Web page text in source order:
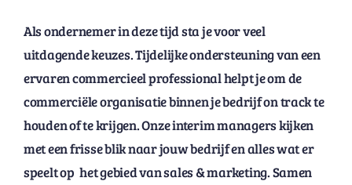
Als ondernemer in deze tijd sta je voor veel
uitdagende keuzes. Tijdelijke ondersteuning van een
ervaren commercieel professional helpt je om de
commerciële organisatie binnen je bedrijf on track te
houden of te krijgen. Onze interim managers kijken
met een frisse blik naar jouw bedrijf en alles wat er
speelt op het gebied van sales & marketing. Samen